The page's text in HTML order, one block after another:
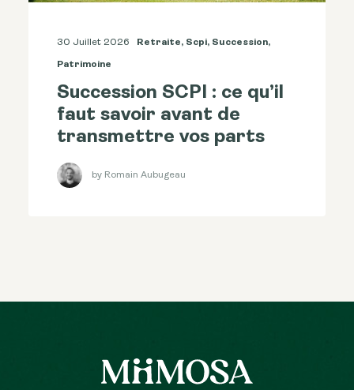
30 Juillet 2026 Retraite, Scpi, Succession,
Patrimoine
Succession SCPI : ce qu’il
faut savoir avant de
transmettre vos parts
by Romain Aubugeau